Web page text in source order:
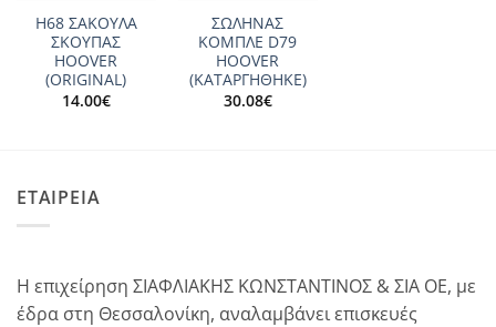
Η68 ΣΑΚΟΥΛΑ
ΣΚΟΥΠΑΣ
HOOVER
(ORIGINAL)
14.00€
ΣΩΛΗΝΑΣ
ΚΟΜΠΛΕ D79
HOOVER
(ΚΑΤΑΡΓΗΘΗΚΕ)
30.08€
ΕΤΑΙΡΕΙΑ
Η επιχείρηση ΣΙΑΦΛΙΑΚΗΣ ΚΩΝΣΤΑΝΤΙΝΟΣ & ΣΙΑ ΟΕ, με
έδρα στη Θεσσαλονίκη, αναλαμβάνει επισκευές